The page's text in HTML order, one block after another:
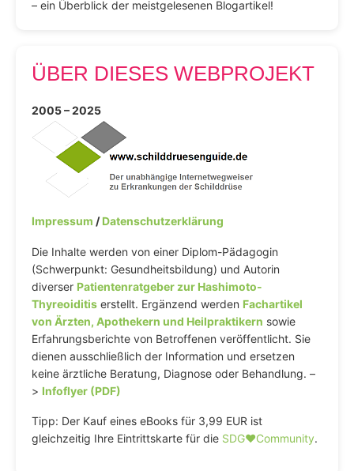
– ein Überblick der meistgelesenen Blogartikel!
ÜBER DIESES WEBPROJEKT
2005 – 2025
Impressum /Datenschutzerklärung
Die Inhalte werden von einer Diplom-Pädagogin
(Schwerpunkt: Gesundheitsbildung) und Autorin
diverser Patientenratgeber zur Hashimoto-
Thyreoiditis erstellt. Ergänzend werden Fachartikel
von Ärzten, Apothekern und Heilpraktikern sowie
Erfahrungsberichte von Betroffenen veröffentlicht. Sie
dienen ausschließlich der Information und ersetzen
keine ärztliche Beratung, Diagnose oder Behandlung. –
> Infoflyer (PDF)
Tipp: Der Kauf eines eBooks für 3,99 EUR ist
gleichzeitig Ihre Eintrittskarte für die SDG♥️Community.